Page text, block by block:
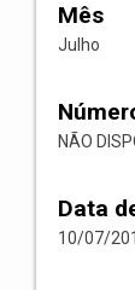
Mês
Julho
NÃO
Data
10/07/